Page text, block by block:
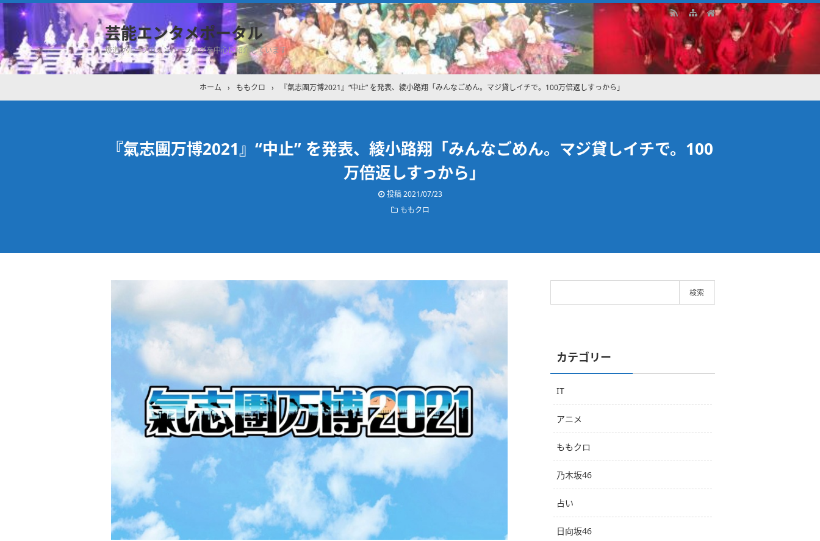
芸能エンタメポータル
坂道グループのメンバーブログを中心に紹介しています
ホーム › ももクロ › 『氣志團万博2021』“中止” を発表、綾小路翔「みんなごめん。マジ貸しイチで。100万倍返しすっから｣
『氣志團万博2021』“中止” を発表、綾小路翔「みんなごめん。マジ貸しイチで。100
万倍返しすっから｣
投稿2021/07/23
ももクロ
カテゴリー
IT
アニメ
ももクロ
乃木坂46
占い
日向坂46